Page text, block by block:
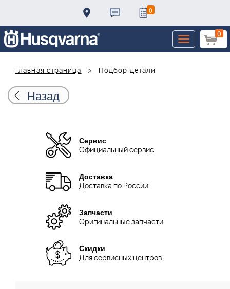
0
0
Toggle
navigation
Главная страница
Подбор детали
Назад
Сервис
Официальный сервис
Доставка
Доставка по России
Запчасти
Оригинальные запчасти
Скидки
Для сервисных центров